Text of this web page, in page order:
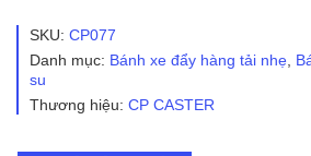
nhựa
su
CP077
xoay
SKU: CP077
Danh mục: Bánh xe đẩy hàng tải nhẹ,
su
Thương hiệu: CP CASTER